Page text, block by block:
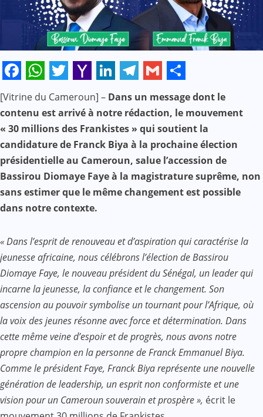
Facebook
WhatsApp
Twitter
Yahoo
Mail
LinkedIn
Telegram
Gmail
Share
[Vitrine du Cameroun] – Dans un message dont le
contenu est arrivé à notre rédaction, le mouvement
« 30 millions des Frankistes » qui soutient la
candidature de Franck Biya à la prochaine élection
présidentielle au Cameroun, salue l’accession de
Bassirou Diomaye Faye à la magistrature suprême, non
sans estimer que le même changement est possible
dans notre contexte.
« Dans l’esprit de renouveau et d’aspiration qui caractérise la
jeunesse africaine, nous célébrons l’élection de Bassirou
Diomaye Faye, le nouveau président du Sénégal, un leader qui
incarne la jeunesse, la confiance et le changement. Son
ascension au pouvoir symbolise un tournant pour l’Afrique, où
la voix des jeunes résonne avec force et détermination. Dans
cette même veine d’espoir et de progrès, nous avons notre
propre champion en la personne de Franck Emmanuel Biya.
Comme le président Faye, Franck Biya représente une nouvelle
génération de leadership, un esprit non conformiste et une
vision pour un Cameroun souverain et prospère », écrit le